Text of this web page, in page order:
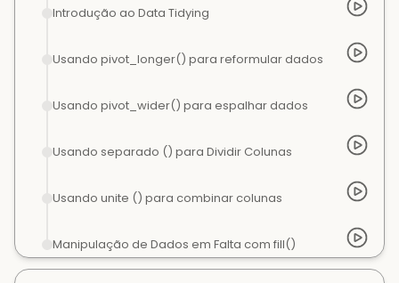
Introdução ao Data Tidying
Usando pivot_longer() para reformular dados
Usando pivot_wider() para espalhar dados
Usando separado () para Dividir Colunas
Usando unite () para combinar colunas
Manipulação de Dados em Falta com fill()